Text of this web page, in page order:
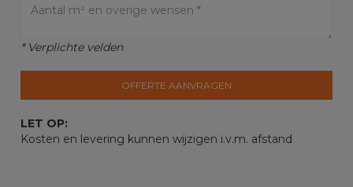
* Verplichte velden
OFFERTE AANVRAGEN
LET OP:
Kosten en levering kunnen wijzigen i.v.m. afstand